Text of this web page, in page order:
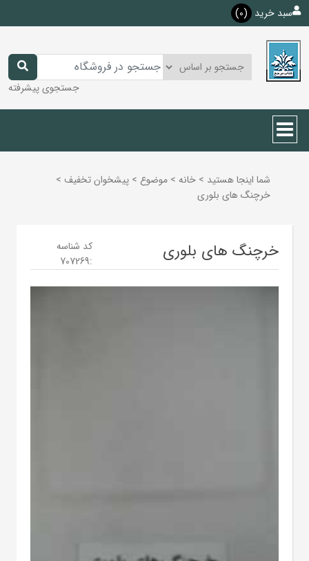
سبد خرید (0)
جستجوی پیشرفته
شما اینجا هستید > خانه > موضوع > پيشخوان تخفيف >
خرچنگ های بلوری
خرچنگ های بلوری
کد شناسه
:
707269